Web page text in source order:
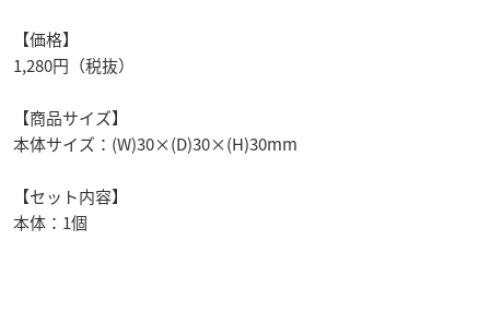
【価格】
1,280円（税抜）
【商品サイズ】
本体サイズ：(W)30×(D)30×(H)30mm
【セット内容】
本体：1個